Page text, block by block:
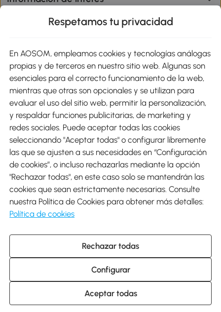
Métodos de Pago
Envíos
Descargar Aosom App
Google Play
931 29 45 12 (L-V de 8:30 a 17:30h)
atencioncliente@aosom.es
C/ Roc Gros, nº 15. 08550 Els Hostalets de Balenyà (Barcelona),
España
© 2014-2026 SPANISH AOSOM, S.L (NIF: B66295775) Todos los
Respetamos tu privacidad
En AOSOM, empleamos cookies y tecnologías análogas
propias y de terceros en nuestro sitio web. Algunas son
esenciales para el correcto funcionamiento de la web,
mientras que otras son opcionales y se utilizan para
evaluar el uso del sitio web, permitir la personalización,
y respaldar funciones publicitarias, de marketing y
redes sociales. Puede aceptar todas las cookies
seleccionando "Aceptar todas" o configurar libremente
las que se ajusten a sus necesidades en “Configuración
de cookies”, o incluso rechazarlas mediante la opción
"Rechazar todas", en este caso solo se mantendrán las
cookies que sean estrictamente necesarias. Consulte
nuestra Política de Cookies para obtener más detalles:
Política de cookies
Rechazar todas
Configurar
Aceptar todas